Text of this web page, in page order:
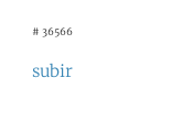
# 36566
subir